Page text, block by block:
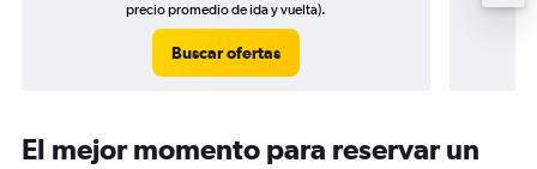
precio promedio de ida y vuelta).
Buscar ofertas
El mejor momento para reservar un